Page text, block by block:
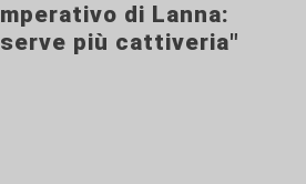
di Lanna:
più cattiveria"